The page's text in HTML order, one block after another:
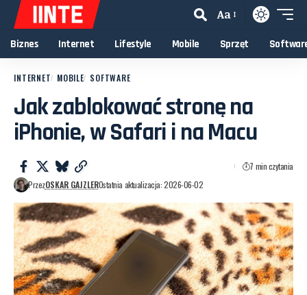
Aa
Biznes Internet Lifestyle Mobile Sprzęt
INTERNET MOBILE SOFTWARE
Jak zablokować stronę na
iPhonie, w Safari i na Macu
PrzezOSKAR GAJZLEROstatnia aktualizacja: 2026-06-02
7 min czytania